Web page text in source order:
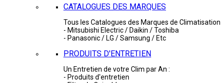
CATALOGUES DES MARQUES
Tous les Catalogues des Marques de Climatisation
- Mitsubishi Electric / Daikin / Toshiba
- Panasonic / LG / Samsung / Etc
PRODUITS D'ENTRETIEN
Un Entretien de votre Clim par An :
- Produits d'entretien